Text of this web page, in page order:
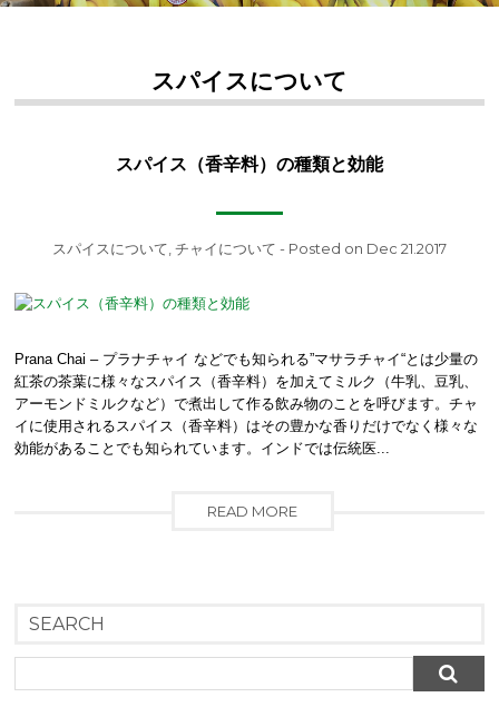
スパイスについて
スパイス（香辛料）の種類と効能
スパイスについて チャイについて - Posted on Dec 21.2017
Prana Chai – プラナチャイ などでも知られる”マサラチャイ“とは少量の
紅茶の茶葉に様々なスパイス（香辛料）を加えてミルク（牛乳、豆乳、
アーモンドミルクなど）で煮出して作る飲み物のことを呼びます。チャ
イに使用されるスパイス（香辛料）はその豊かな香りだけでなく様々な
効能があることでも知られています。インドでは伝統医...
READ MORE
SEARCH